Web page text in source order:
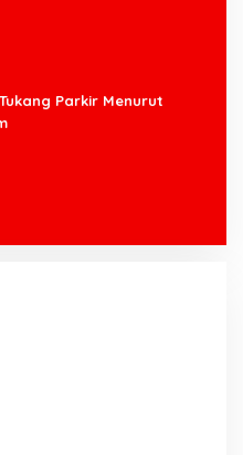
Parkir Menurut